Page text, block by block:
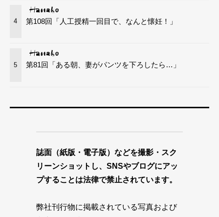
4 第108回「人工授精一回目で、なんと懐妊！」
5 第81回「ある朝、妻がパンツを下ろしたら…」
誌面（紙版・電子版）などを撮影・スク
リーンショットし、SNSやブログにアッ
プすることは法律で禁止されています。
弊社刊行物に掲載されている写真および